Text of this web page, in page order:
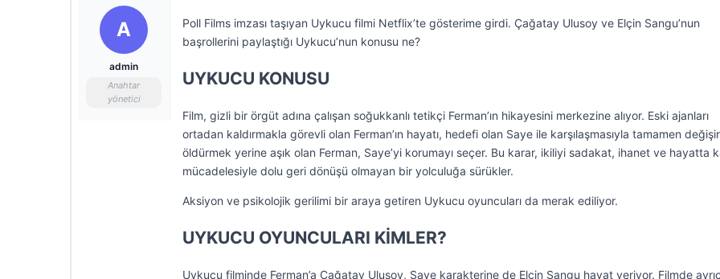
A
admin
Anahtar
yönetici
Poll Films imzası taşıyan Uykucu filmi Netflix’te gösterime girdi. Çağatay Ulusoy ve Elçin Sangu’nun
başrollerini paylaştığı Uykucu’nun konusu ne?
UYKUCU KONUSU
Film, gizli bir örgüt adına çalışan soğukkanlı tetikçi Ferman’ın hikayesini merkezine alıyor. Eski ajanları
ortadan kaldırmakla görevli olan Ferman’ın hayatı, hedefi olan Saye ile karşılaşmasıyla tamamen
öldürmek yerine aşık olan Ferman, Saye’yi korumayı seçer. Bu karar, ikiliyi sadakat, ihanet ve hayatta
mücadelesiyle dolu geri dönüşü olmayan bir yolculuğa sürükler.
Aksiyon ve psikolojik gerilimi bir araya getiren Uykucu oyuncuları da merak ediliyor.
UYKUCU OYUNCULARI KİMLER?
Uykucu filminde Ferman’a Çağatay Ulusoy, Saye karakterine de Elçin Sangu hayat veriyor. Filmde